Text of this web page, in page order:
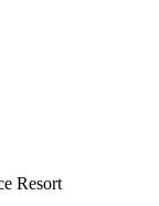
Resort